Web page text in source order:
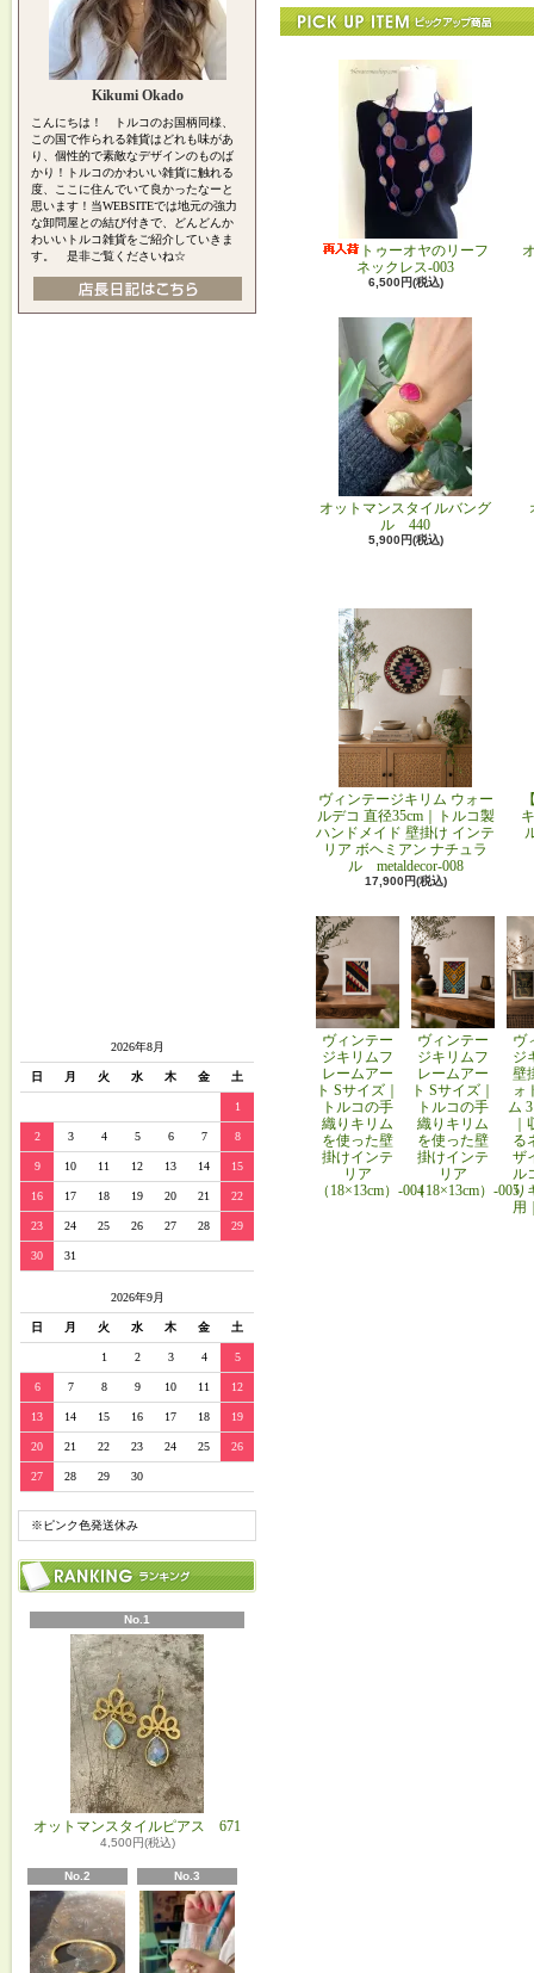
Kikumi Okado
こんにちは！ トルコのお国柄同様、
この国で作られる雑貨はどれも味があ
り、個性的で素敵なデザインのものば
かり！トルコのかわいい雑貨に触れる
度、ここに住んでいて良かったなーと
思います！当WEBSITEでは地元の強力
な卸問屋との結び付きで、どんどんか
わいいトルコ雑貨をご紹介していきま
す。 是非ご覧くださいね☆
2026年8月
日 月 火 水 木 金 土
1
2 3 4 5 6 7 8
9 10 11 12 13 14 15
16 17 18 19 20 21 22
23 24 25 26 27 28 29
30 31
2026年9月
日 月 火 水 木 金 土
1 2 3 4 5
6 7 8 9 10 11 12
13 14 15 16 17 18 19
20 21 22 23 24 25 26
27 28 29 30
※ピンク色発送休み
No.1
オットマンスタイルピアス 671
4,500円(税込)
No.2 No.3
トゥーオヤのリーフ
ネックレス-003
6,500円(税込)
オットマンスタイルバング
ル 440
5,900円(税込)
ヴィンテージキリム ウォー
ルデコ 直径35cm｜トルコ製
ハンドメイド 壁掛け インテ
リア ボヘミアン ナチュラ
ル metaldecor-008
17,900円(税込)
ヴィンテー
ジキリムフ
レームアー
ト Sサイズ｜
トルコの手
織りキリム
を使った壁
掛けインテ
リア
（18×13cm）-004
ヴィンテー
ジキリムフ
レームアー
ト Sサイズ｜
トルコの手
織りキリム
を使った壁
掛けインテ
リア
（18×13cm）-005
ヴ
ジ
壁
ォ
ム
る
ザ
ル
り
用